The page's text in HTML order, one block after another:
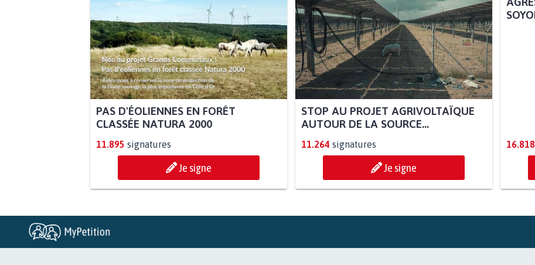
PAS D'ÉOLIENNES EN FORÊT
CLASSÉE NATURA 2000
11.895 signatures
Je signe
STOP AU PROJET AGRIVOLTAÏQUE
AUTOUR DE LA SOURCE...
11.264 signatures
Je signe
16.818